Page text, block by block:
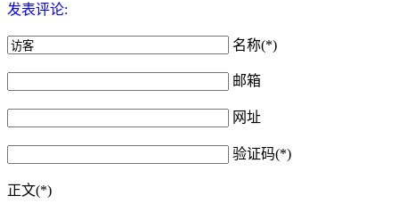
发表评论:
名称(*)
邮箱
网址
验证码(*)
正文(*)